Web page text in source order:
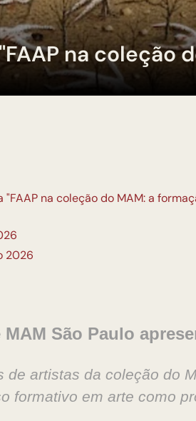
na coleção
"FAAP na coleção do MAM: a
2026
MAM São Paulo
de artistas da coleção do
formativo em arte como